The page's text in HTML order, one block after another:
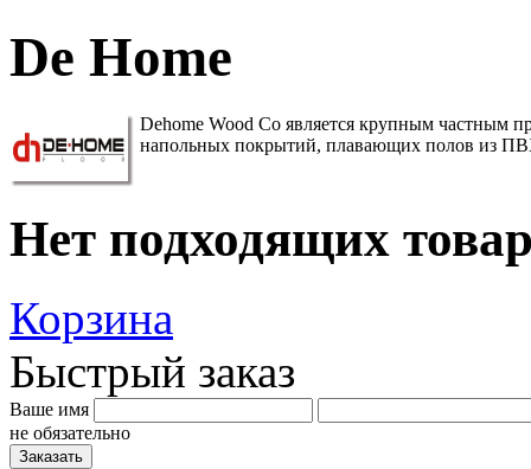
De Home
Dehome Wood Co является крупным частным
напольных покрытий, плавающих полов из
Нет подходящих
Корзина
Быстрый заказ
Ваше имя
не обязательно